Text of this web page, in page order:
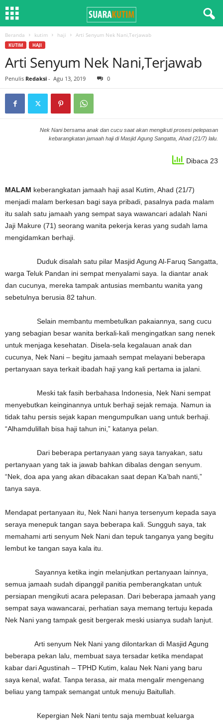
Beranda kutim haji Arti Senyum Nek Nani,Terjawab
KUTIM HAJI
Arti Senyum Nek Nani,Terjawab
Penulis Redaksi - Agu 13, 2019 0
Nek Nani bersama anak dan cucu saat akan mengikuti prosesi pelepasan
kebarangkatan jamaah haji di Masjid Agung Sangatta, Ahad (21/7) lalu.
Dibaca 23
MALAM keberangkatan jamaah haji asal Kutim, Ahad (21/7)
menjadi malam berkesan bagi saya pribadi, pasalnya pada malam
itu salah satu jamaah yang sempat saya wawancari adalah Nani
Jaji Makure (71) seorang wanita pekerja keras yang sudah lama
mengidamkan berhaji.
Duduk disalah satu pilar Masjid Agung Al-Faruq Sangatta,
warga Teluk Pandan ini sempat menyalami saya. Ia diantar anak
dan cucunya, mereka tampak antusias membantu wanita yang
sebetulnya berusia 82 tahun.
Selain membantu membetulkan pakaiannya, sang cucu
yang sebagian besar wanita berkali-kali mengingatkan sang nenek
untuk menjaga kesehatan. Disela-sela kegalauan anak dan
cucunya, Nek Nani – begitu jamaah sempat melayani beberapa
pertanyaan saya terkait ibadah haji yang kali pertama ia jalani.
Meski tak fasih berbahasa Indonesia, Nek Nani sempat
menyebutkan keinginannya untuk berhaji sejak remaja. Namun ia
tidak tahu persis sejak kapan mengumpulkan uang untuk berhaji.
“Alhamdulillah bisa haji tahun ini,” katanya pelan.
Dari beberapa pertanyaan yang saya tanyakan, satu
pertanyaan yang tak ia jawab bahkan dibalas dengan senyum.
“Nek, doa apa yang akan dibacakan saat depan Ka’bah nanti,”
tanya saya.
Mendapat pertanyaan itu, Nek Nani hanya tersenyum kepada saya
seraya menepuk tangan saya beberapa kali. Sungguh saya, tak
memahami arti senyum Nek Nani dan tepuk tanganya yang begitu
lembut ke tangan saya kala itu.
Sayannya ketika ingin melanjutkan pertanyaan lainnya,
semua jamaah sudah dipanggil panitia pemberangkatan untuk
persiapan mengikuti acara pelepasan. Dari beberapa jamaah yang
sempat saya wawancarai, perhatian saya memang tertuju kepada
Nek Nani yang tampak gesit bergerak meski usianya sudah lanjut.
Arti senyum Nek Nani yang dilontarkan di Masjid Agung
beberapa pekan lalu, membuat saya tersadar ketika mendapat
kabar dari Agustinah – TPHD Kutim, kalau Nek Nani yang baru
saya kenal, wafat. Tanpa terasa, air mata mengalir mengenang
beliau yang tampak semangat untuk menuju Baitullah.
Kepergian Nek Nani tentu saja membuat keluarga